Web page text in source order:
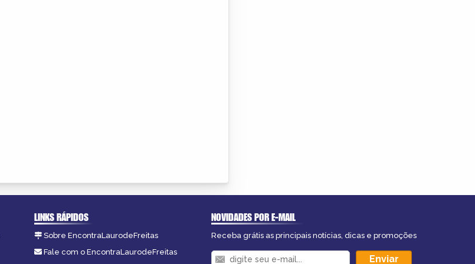
LINKS RÁPIDOS
Sobre EncontraLaurodeFreitas
Fale com o EncontraLaurodeFreitas
NOVIDADES POR E-MAIL
Receba grátis as principais notícias, dicas e promoções